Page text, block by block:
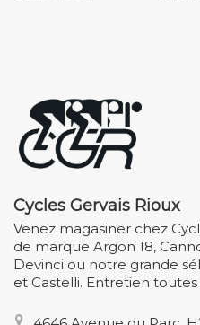
Cycles Gervais Rioux
Venez magasiner chez
de marque Argon 18,
Devinci ou notre grande
et Castelli. Entretien